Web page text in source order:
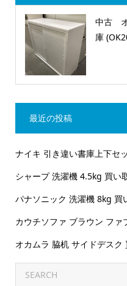
中古
庫
最近の投稿
ナイキ 引き違い書庫上下セ
シャープ 洗濯機 4.5kg 買い
パナソニック 洗濯機 8kg 買
カウチソファ ブラウン ファ
オカムラ 脇机 サイドデスク